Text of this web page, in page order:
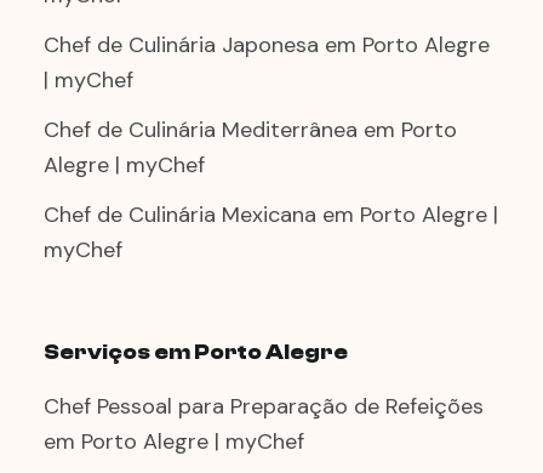
Chef de Culinária Japonesa em Porto Alegre
| myChef
Chef de Culinária Mediterrânea em Porto
Alegre | myChef
Chef de Culinária Mexicana em Porto Alegre |
myChef
Serviços em Porto Alegre
Chef Pessoal para Preparação de Refeições
em Porto Alegre | myChef